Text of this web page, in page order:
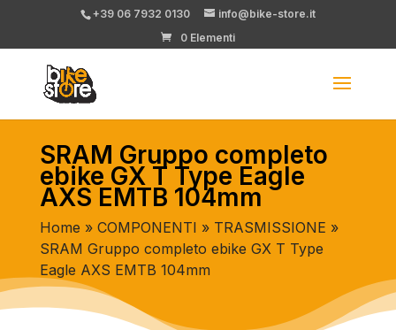
+39 06 7932 0130
info@bike-store.it
0 Elementi
SRAM Gruppo completo
ebike GX T Type Eagle
AXS EMTB 104mm
Home » COMPONENTI » TRASMISSIONE »
SRAM Gruppo completo ebike GX T Type
Eagle AXS EMTB 104mm